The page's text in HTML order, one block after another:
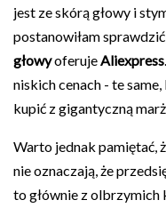
jest ze skórą głowy i
postanowiłam
głowyoferuje Aliexpress
niskich cenach - te
kupić z gigantyczną
Warto jednak pamiętać,
nie oznaczają, że
to głównie z olbrzymich